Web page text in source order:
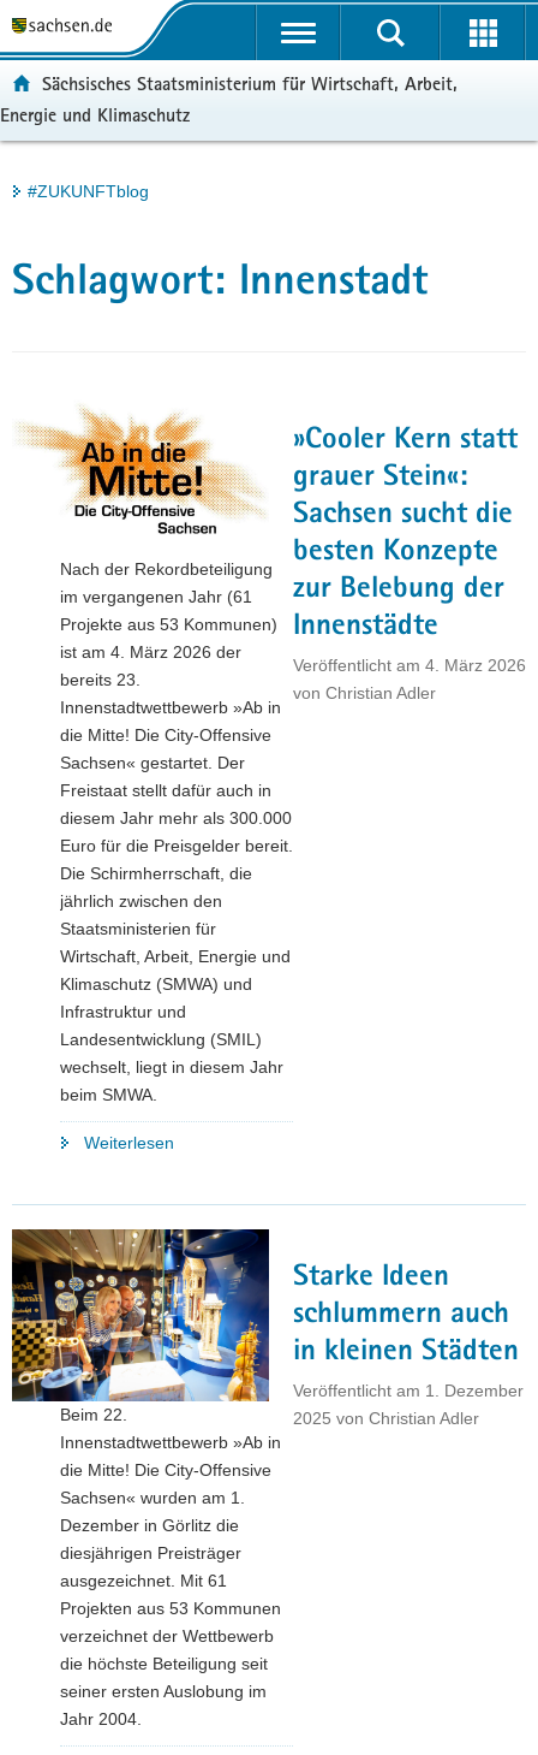
t
a
l
r
g
e
u
p
t
a
l
e
r
v
Portalübergreifende
Sächsisches Staatsministerium für Wirtschaft, Arbeit,
Energie und Klimaschutz
Hauptinhalt
#ZUKUNFTblog
Schlagwort: Innenstadt
»Cooler Kern statt
grauer Stein«:
Sachsen sucht die
besten Konzepte
zur Belebung der
Innenstädte
Veröffentlicht am 4. März 2026
von Christian Adler
Nach der Rekordbeteiligung
im vergangenen Jahr (61
Projekte aus 53 Kommunen)
ist am 4. März 2026 der
bereits 23.
Innenstadtwettbewerb »Ab in
die Mitte! Die City-Offensive
Sachsen« gestartet. Der
Freistaat stellt dafür auch in
diesem Jahr mehr als 300.000
Euro für die Preisgelder bereit.
Die Schirmherrschaft, die
jährlich zwischen den
Staatsministerien für
Wirtschaft, Arbeit, Energie und
Klimaschutz (SMWA) und
Infrastruktur und
Landesentwicklung (SMIL)
wechselt, liegt in diesem Jahr
beim SMWA.
Weiterlesen
Stein«:
Sachsen
sucht
die
besten
Konzepte
Belebung
der
Innenstädte"
Starke Ideen
schlummern auch
in kleinen Städten
Veröffentlicht am 1. Dezember
2025 von Christian Adler
Beim 22.
Innenstadtwettbewerb »Ab in
die Mitte! Die City-Offensive
Sachsen« wurden am 1.
Dezember in Görlitz die
diesjährigen Preisträger
ausgezeichnet. Mit 61
Projekten aus 53 Kommunen
verzeichnet der Wettbewerb
die höchste Beteiligung seit
seiner ersten Auslobung im
Jahr 2004.